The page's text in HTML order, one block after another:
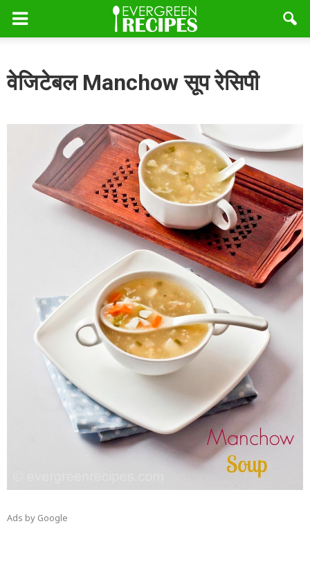
वेजिटेबल Manchow सूप रेसिपी
Ads by Google